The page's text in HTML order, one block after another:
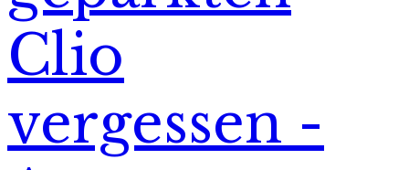
Clio
vergessen -